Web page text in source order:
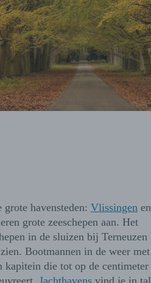
havensteden: Vlissingen en
grote zeeschepen aan. Het
in de sluizen bij Terneuzen
Bootmannen in de weer met
kapitein die tot op de centimeter
Jachthavens vind je in tal